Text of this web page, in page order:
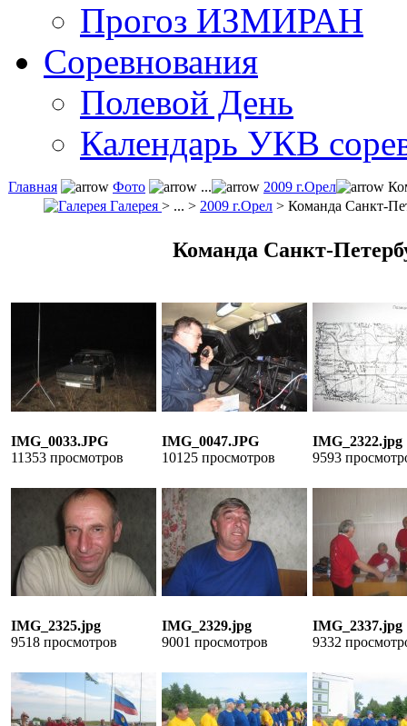
Прогоз ИЗМИРАН
Соревнования
Полевой День
Календарь УКВ
Главная Фото ... 2009 г.Орел
Галерея > ... > 2009 г.Орел > Команда Санкт-
Команда Санкт-
IMG_0033.JPG
11353 просмотров
IMG_0047.JPG
10125 просмотров
IMG_2322.jpg
9593
IMG_2325.jpg
9518 просмотров
IMG_2329.jpg
9001 просмотров
IMG_2337.jpg
9332